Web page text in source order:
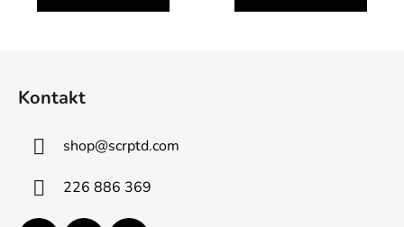
Kontakt
shop@scrptd.com
226 886 369